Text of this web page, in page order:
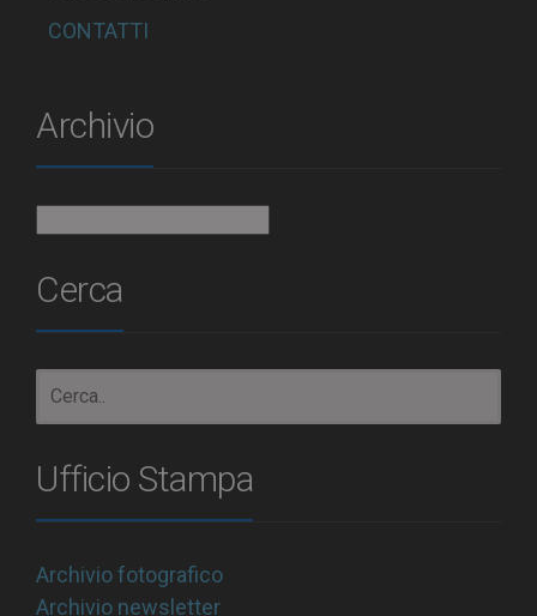
CONTATTI
Archivio
Cerca
Ufficio Stampa
Archivio fotografico
Archivio newsletter